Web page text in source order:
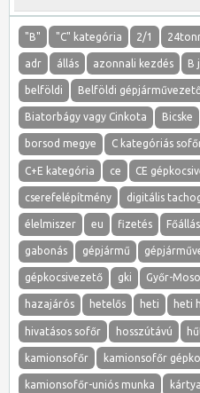
"B" "C" kategória 2/1
adr állás azonnali kezdés B
belföldi Belföldi
Biatorbágy vagy Cinkota Bicske
borsod megye C kategóriás
C+E kategória ce CE
cserefelépítmény digitális
élelmiszer eu fizetés Főállás
gabonás gépjármű
gépkocsivezető gki Győr-
hazajárós hetelős heti heti
hivatásos sofőr hosszútávú
kamionsofőr kamionsofőr
kamionsofőr-uniós munka kártya